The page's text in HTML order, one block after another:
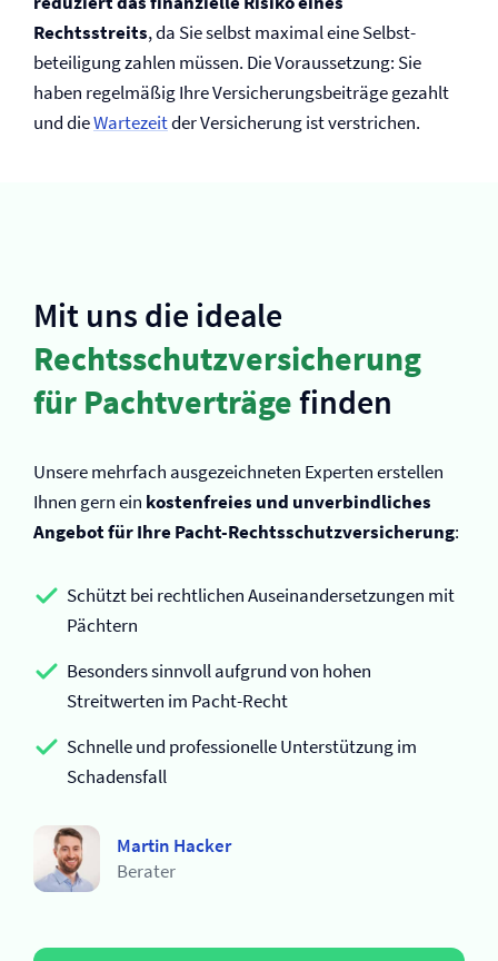
Rechtsstreits, da Sie selbst maximal eine Selbst­
beteiligung zahlen müssen. Die Voraussetzung: Sie
haben regelmäßig Ihre Versicherungsbeiträge gezahlt
und dieWartezeitder Versicherung ist verstrichen.
Mit uns die ideale
Rechtsschutz­versicherung
für Pachtverträgefinden
Unsere mehrfach ausgezeichneten Experten erstellen
Ihnen gern ein kostenfreies und unverbindliches
Angebot für Ihre Pacht-Rechtsschutz­versicherung:
Schützt bei rechtlichen Auseinandersetzungen mit
Pächtern
Besonders sinnvoll aufgrund von hohen
Streitwerten im Pacht-Recht
Schnelle und professionelle Unterstützung im
Schadensfall
Martin Hacker
Berater